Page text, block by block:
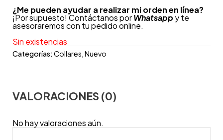
¿Me pueden ayudar a realizar mi orden en línea?
¡Por supuesto! Contáctanos porWhatsapp y te
asesoraremos con tu pedido online.
Sin existencias
Categorías:Collares,Nuevo
VALORACIONES (0)
No hay valoraciones aún.